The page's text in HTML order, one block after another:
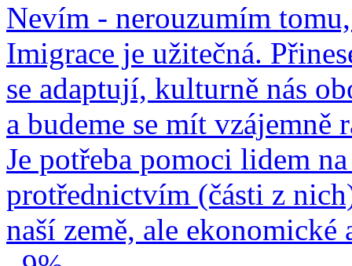
Nevím - nerouzumím
Imigrace je užitečná.
se adaptují, kulturně nás
a budeme se mít vzájemně
Je potřeba pomoci lidem
protřednictvím (části z
naší země, ale